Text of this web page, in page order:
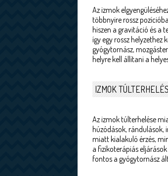
Az izmok
többnyire rossz
hiszen a gravitáció és a
így egy rossz
gyógytornász,
helyre kell állítani a
IZMOK
Az izmok túlterhelése
húzódások,
miatt kialakuló érzés,
a fizikoterápiás
fontos a gyógytornász